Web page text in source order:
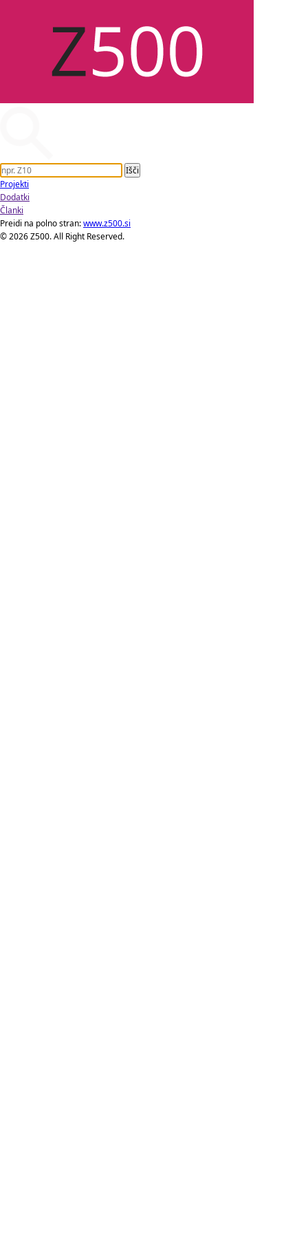
Projekti
Dodatki
Članki
Preidi na polno stran:www.z500.si
© 2026 Z500. All Right Reserved.